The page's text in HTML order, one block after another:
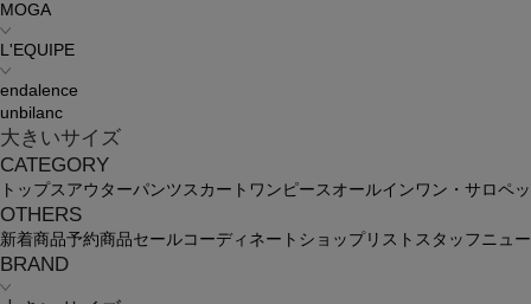
MOGA
L'EQUIPE
endalence
unbilanc
大きいサイズ
CATEGORY
トップス アウターパンツスカート ワンピース オールインワン・サロペ
OTHERS
新着商品予約商品セールコーディネート ショップリスト スタッフ ニュ
BRAND